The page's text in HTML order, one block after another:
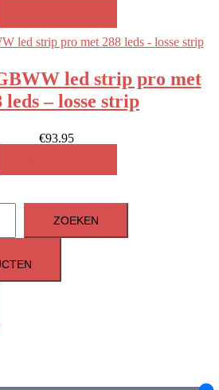
led strip pro met
leds – losse strip
€93.95
ZOEKEN